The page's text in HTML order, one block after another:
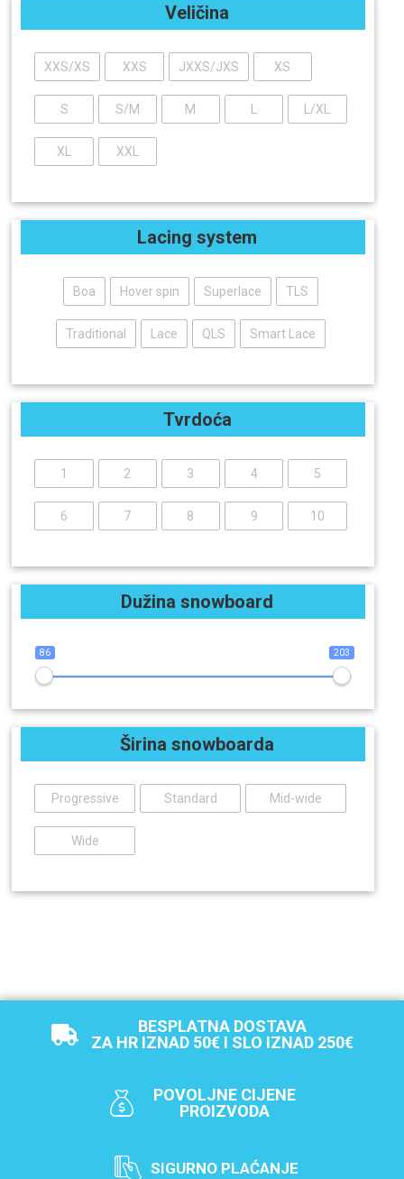
Veličina
XXS/XS XXS JXXS/JXS XS
S S/M M L/XL
XL XXL
Lacing system
Boa Hover spin Superlace TLS
Traditional Lace QLS Smart Lace
Tvrdoća
1 2 3 4 5
6 7 8 9 10
Dužina snowboard
86 203
Širina snowboarda
Progressive Standard Mid-wide
Wide
BESPLATNA DOSTAVA
ZA HR IZNAD 50€ I SLO IZNAD 250€
POVOLJNE CIJENE
PROIZVODA
SIGURNO PLAĆANJE